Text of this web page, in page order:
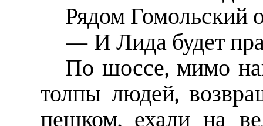
Рядом Гомольский
— И Лида будет
По шоссе, мимо
толпы людей,
пешком, ехали на